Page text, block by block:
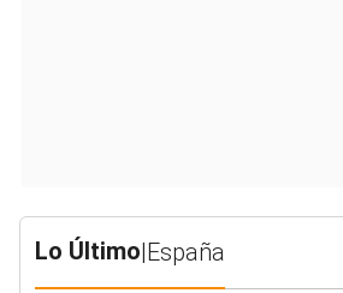
Lo Último|España